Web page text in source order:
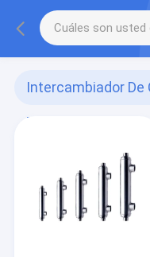
Intercambiador De
Para Piscina